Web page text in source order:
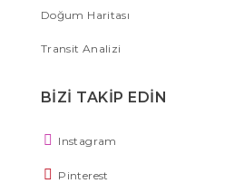
Doğum Haritası
Transit Analizi
BİZİ TAKİP EDİN
Instagram
Pinterest